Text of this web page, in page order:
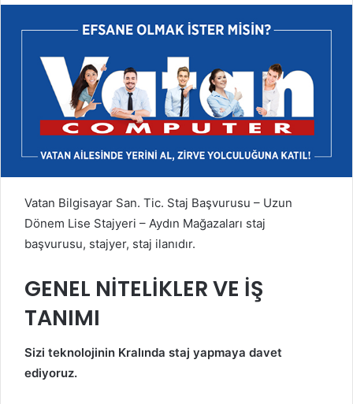
Vatan Bilgisayar San. Tic. Staj Başvurusu – Uzun
Dönem Lise Stajyeri – Aydın Mağazaları staj
başvurusu, stajyer, staj ilanıdır.
GENEL NİTELİKLER VE İŞ
TANIMI
Sizi teknolojinin Kralında staj yapmaya davet
ediyoruz.